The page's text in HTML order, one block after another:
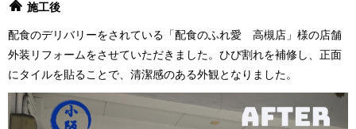
施工後
配食のデリバリーをされている「配食のふれ愛 高槻店」様の店舗
外装リフォームをさせていただきました。ひび割れを補修し、正面
にタイルを貼ることで、清潔感のある外観となりました。